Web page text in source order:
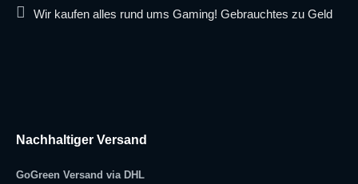
Wir kaufen alles rund ums Gaming! Gebrauchtes zu Geld
Nachhaltiger Versand
GoGreen Versand via DHL